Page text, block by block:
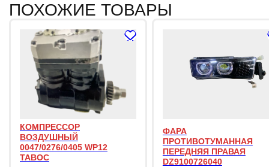
ПОХОЖИЕ ТОВАРЫ
КОМПРЕССОР
ВОЗДУШНЫЙ
0047/0276/0405 WP12
TABOC
ФАРА
ПРОТИВОТУМАННАЯ
ПЕРЕДНЯЯ ПРАВАЯ
DZ9100726040